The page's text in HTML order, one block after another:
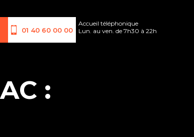
01 40 60 00 00
Accueil téléphonique
Lun. au ven. de 7h30 à 22h
: